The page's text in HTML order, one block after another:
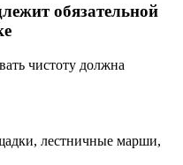
обязательной
чистоту должна
лестничные марши,